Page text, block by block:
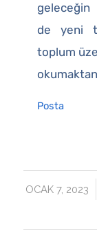
geleceğin
de yeni
toplum
Posta
OCAK 7, 2023
/